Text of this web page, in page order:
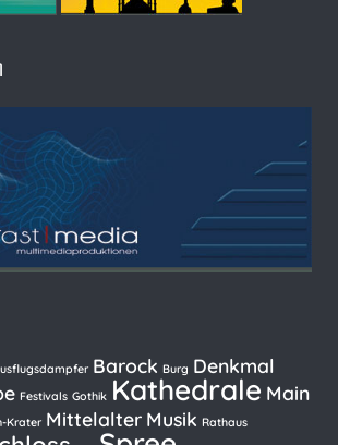
Barock Burg Denkmal
Festivals Gothik Kathedrale Main
Krater Mittelalter Musik Rathaus